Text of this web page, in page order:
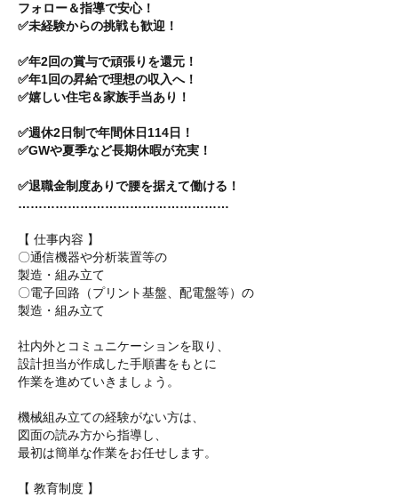
フォロー＆指導で安心！
✅未経験からの挑戦も歓迎！
✅年2回の賞与で頑張りを還元！
✅年1回の昇給で理想の収入へ！
✅嬉しい住宅＆家族手当あり！
✅週休2日制で年間休日114日！
✅GWや夏季など長期休暇が充実！
✅退職金制度ありで腰を据えて働ける！
……………………………………………
【 仕事内容 】
〇通信機器や分析装置等の
製造・組み立て
〇電子回路（プリント基盤、配電盤等）の
製造・組み立て
社内外とコミュニケーションを取り、
設計担当が作成した手順書をもとに
作業を進めていきましょう。
機械組み立ての経験がない方は、
図面の読み方から指導し、
最初は簡単な作業をお任せします。
【 教育制度 】